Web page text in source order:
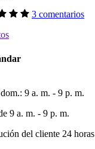
3 comentarios
9 a. m. - 9 p. m.
9 a. m. - 9 p. m.
del cliente 24 horas